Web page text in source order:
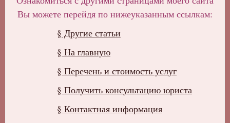
Вы можете перейдя по нижеуказанным ссылкам:
§ Другие статьи
§ На главную
§ Перечень и стоимость услуг
§ Получить консультацию юриста
§ Контактная информация